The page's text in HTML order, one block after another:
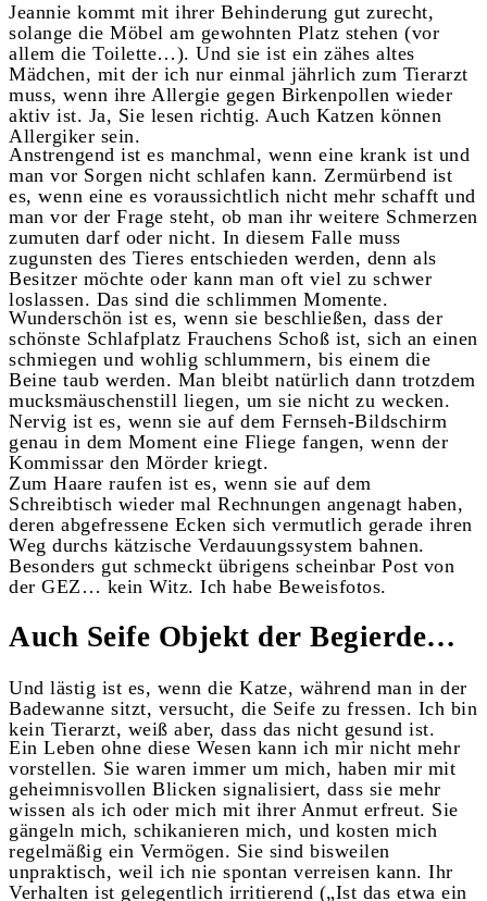
Jeannie kommt mit ihrer Behinderung gut zurecht,
solange die Möbel am gewohnten Platz stehen (vor
allem die Toilette…). Und sie ist ein zähes altes
Mädchen, mit der ich nur einmal jährlich zum Tierarzt
muss, wenn ihre Allergie gegen Birkenpollen wieder
aktiv ist. Ja, Sie lesen richtig. Auch Katzen können
Allergiker sein.
Anstrengend ist es manchmal, wenn eine krank ist und
man vor Sorgen nicht schlafen kann. Zermürbend ist
es, wenn eine es voraussichtlich nicht mehr schafft und
man vor der Frage steht, ob man ihr weitere Schmerzen
zumuten darf oder nicht. In diesem Falle muss
zugunsten des Tieres entschieden werden, denn als
Besitzer möchte oder kann man oft viel zu schwer
loslassen. Das sind die schlimmen Momente.
Wunderschön ist es, wenn sie beschließen, dass der
schönste Schlafplatz Frauchens Schoß ist, sich an einen
schmiegen und wohlig schlummern, bis einem die
Beine taub werden. Man bleibt natürlich dann trotzdem
mucksmäuschenstill liegen, um sie nicht zu wecken.
Nervig ist es, wenn sie auf dem Fernseh-Bildschirm
genau in dem Moment eine Fliege fangen, wenn der
Kommissar den Mörder kriegt.
Zum Haare raufen ist es, wenn sie auf dem
Schreibtisch wieder mal Rechnungen angenagt haben,
deren abgefressene Ecken sich vermutlich gerade ihren
Weg durchs kätzische Verdauungssystem bahnen.
Besonders gut schmeckt übrigens scheinbar Post von
der GEZ… kein Witz. Ich habe Beweisfotos.
Auch Seife Objekt der Begierde…
Und lästig ist es, wenn die Katze, während man in der
Badewanne sitzt, versucht, die Seife zu fressen. Ich bin
kein Tierarzt, weiß aber, dass das nicht gesund ist.
Ein Leben ohne diese Wesen kann ich mir nicht mehr
vorstellen. Sie waren immer um mich, haben mir mit
geheimnisvollen Blicken signalisiert, dass sie mehr
wissen als ich oder mich mit ihrer Anmut erfreut. Sie
gängeln mich, schikanieren mich, und kosten mich
regelmäßig ein Vermögen. Sie sind bisweilen
unpraktisch, weil ich nie spontan verreisen kann. Ihr
Verhalten ist gelegentlich irritierend („Ist das etwa ein